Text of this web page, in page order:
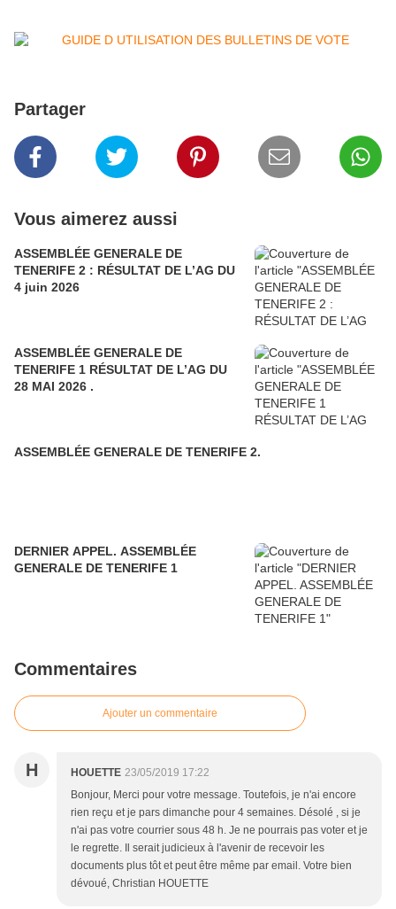
Partager
Vous aimerez aussi
ASSEMBLÉE GENERALE DE
TENERIFE 2 : RÉSULTAT DE L’AG DU
4 juin 2026
ASSEMBLÉE GENERALE DE
TENERIFE 1 RÉSULTAT DE L’AG DU
28 MAI 2026 .
ASSEMBLÉE GENERALE DE TENERIFE 2.
DERNIER APPEL. ASSEMBLÉE
GENERALE DE TENERIFE 1
Commentaires
Ajouter un commentaire
H HOUETTE 23/05/2019 17:22
Bonjour, Merci pour votre message. Toutefois, je n'ai encore
rien reçu et je pars dimanche pour 4 semaines. Désolé , si je
n'ai pas votre courrier sous 48 h. Je ne pourrais pas voter et je
le regrette. Il serait judicieux à l'avenir de recevoir les
documents plus tôt et peut être même par email. Votre bien
dévoué, Christian HOUETTE